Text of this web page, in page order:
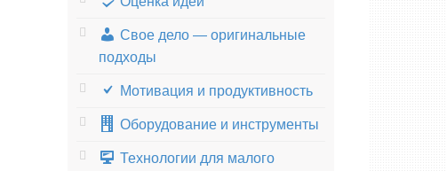
Свое дело — оригинальные
подходы
Мотивация и продуктивность
Оборудование и инструменты
Технологии для малого